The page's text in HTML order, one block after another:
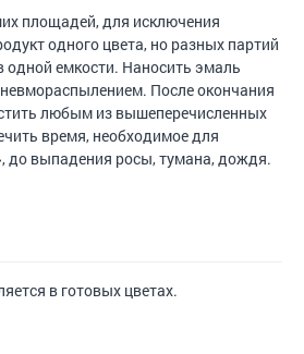
площадей, для исключения
одного цвета, но разных партий
емкости. Наносить эмаль
После окончания
любым из вышеперечисленных
время, необходимое для
до выпадения росы, тумана, дождя.
в готовых цветах.